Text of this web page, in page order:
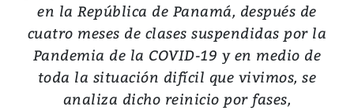
en la República de Panamá, después de
cuatro meses de clases suspendidas por la
Pandemia de la COVID-19 y en medio de
toda la situación difícil que vivimos, se
analiza dicho reinicio por fases,